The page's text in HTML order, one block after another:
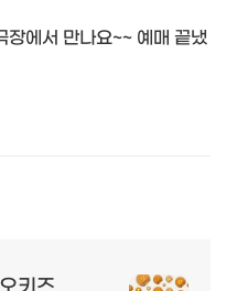
에서 만나요~~ 예매 끝냈